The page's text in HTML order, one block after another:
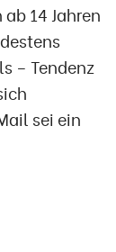
14 Jahren
– Tendenz
sei ein